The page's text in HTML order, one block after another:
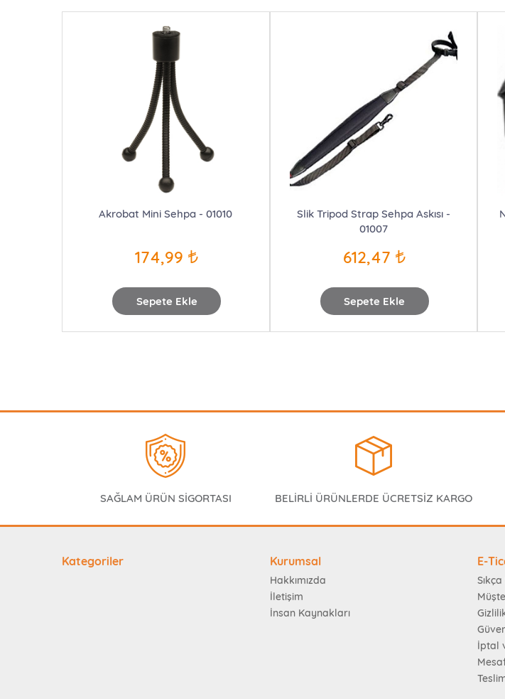
Sepete Ekle
Akrobat Mini Sehpa - 01010
174,99
Sepete Ekle
Slik Tripod Strap Sehpa Askısı -
01007
612,47
SAĞLAM ÜRÜN SİGORTASI BELİRLİ ÜRÜNLERDE ÜCRETSİZ KARGO
Kategoriler Kurumsal
Hakkımızda
İletişim
İnsan Kaynakları
E-
İptal